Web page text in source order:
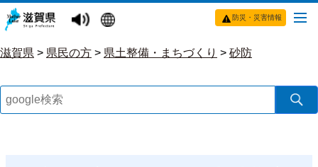
防災・災害情報
滋賀県 > 県民の方 > 県土整備・まちづくり > 砂防